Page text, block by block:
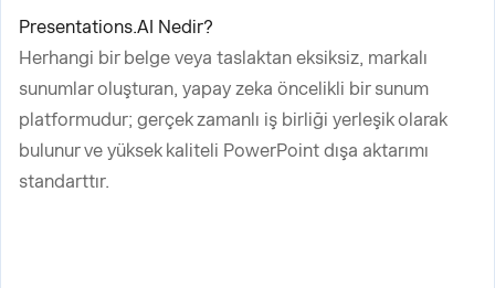
Presentations.AI Nedir?
Herhangi bir belge veya taslaktan eksiksiz, markalı
sunumlar oluşturan, yapay zeka öncelikli bir sunum
platformudur; gerçek zamanlı iş birliği yerleşik olarak
bulunur ve yüksek kaliteli PowerPoint dışa aktarımı
standarttır.